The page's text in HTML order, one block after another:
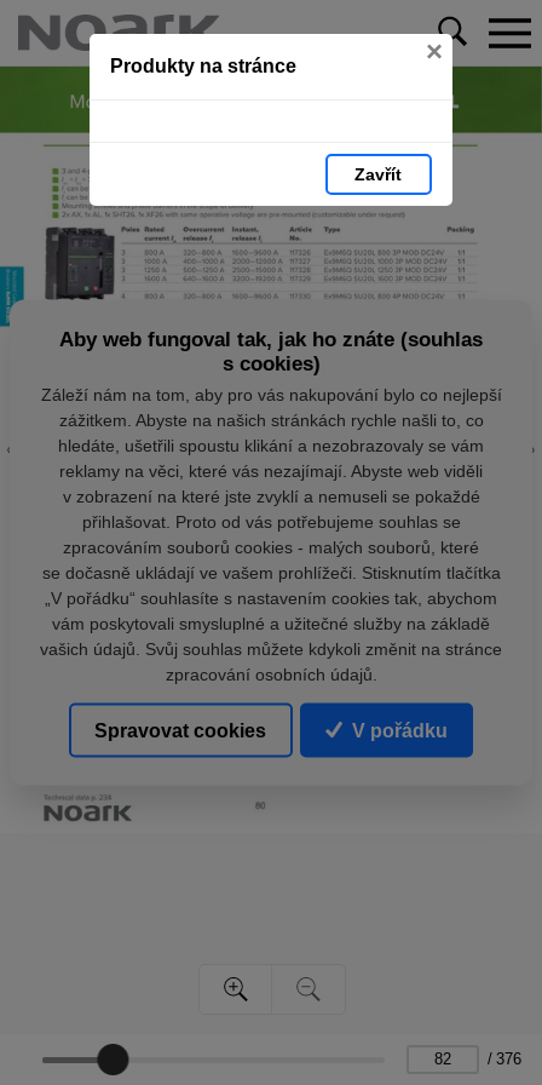
Produkty na stránce ×
Zavřít
/ 376
Aby web fungoval tak, jak ho znáte (souhlas
s cookies)
Záleží nám na tom, aby pro vás nakupování bylo co nejlepší
zážitkem. Abyste na našich stránkách rychle našli to, co
hledáte, ušetřili spoustu klikání a nezobrazovaly se vám
reklamy na věci, které vás nezajímají. Abyste web viděli
v zobrazení na které jste zvyklí a nemuseli se pokaždé
přihlašovat. Proto od vás potřebujeme souhlas se
zpracováním souborů cookies - malých souborů, které
se dočasně ukládají ve vašem prohlížeči. Stisknutím tlačítka
„V pořádku“ souhlasíte s nastavením cookies tak, abychom
vám poskytovali smysluplné a užitečné služby na základě
vašich údajů. Svůj souhlas můžete kdykoli změnit na stránce
zpracování osobních údajů.
Spravovat cookies V pořádku